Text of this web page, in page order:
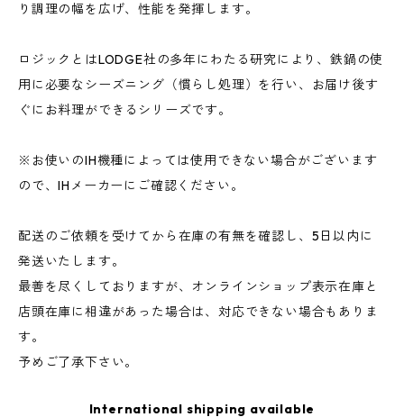
り調理の幅を広げ、性能を発揮します。
ロジックとはLODGE社の多年にわたる研究により、鉄鍋の使
用に必要なシーズニング（慣らし処理）を行い、お届け後す
ぐにお料理ができるシリーズです。
※お使いのIH機種によっては使用できない場合がございます
ので、IHメーカーにご確認ください。
配送のご依頼を受けてから在庫の有無を確認し、5日以内に
発送いたします。
最善を尽くしておりますが、オンラインショップ表示在庫と
店頭在庫に相違があった場合は、対応できない場合もありま
す。
予めご了承下さい。
International shipping available